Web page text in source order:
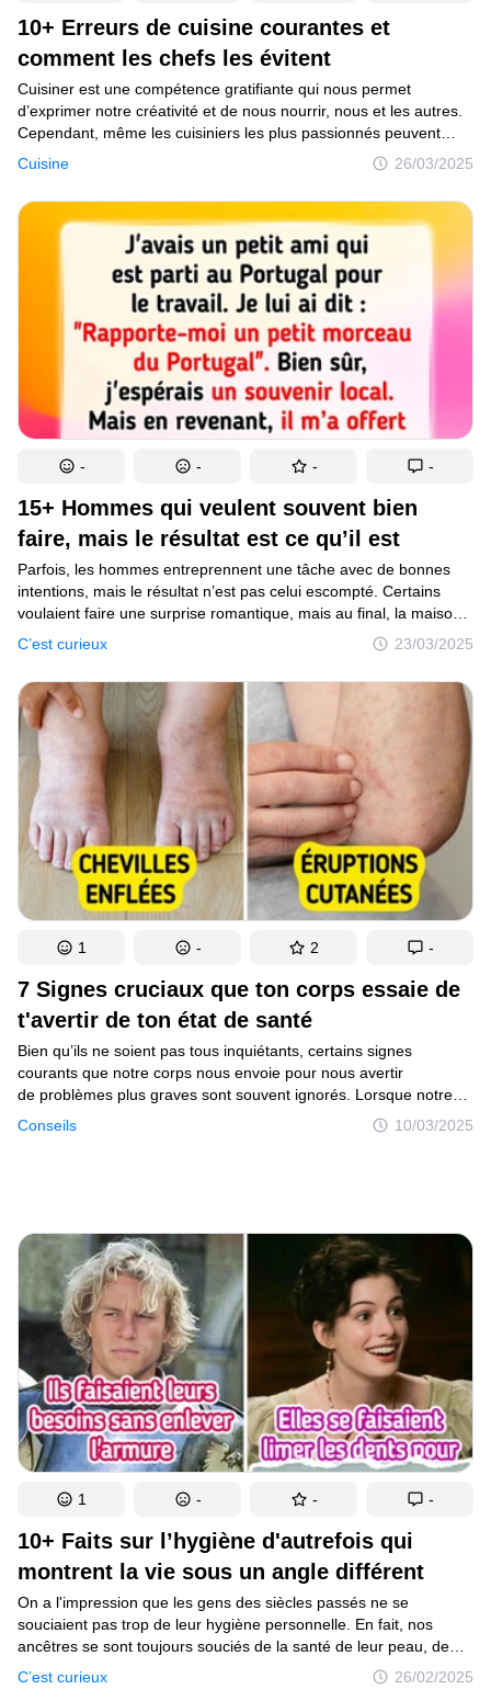
10+ Erreurs de cuisine courantes et
comment les chefs les évitent
Cuisine 26/03/2025
Cuisiner est une compétence gratifiante qui nous permet
d’exprimer notre créativité et de nous nourrir, nous et les autres.
Cependant, même les cuisiniers les plus passionnés peuvent
tomber dans des pièges courants qui entravent leur réussite
culinaire.Dans cet article, nous examinons 11 erreurs culinaires
fréquentes que beaucoup d’entre nous peuvent commettre sans
s’en rendre compte. Mais ne t’inquiète pas : de vrais chefs
cuisiniers ont partagé leurs secrets pour surmonter ces
problèmes. Découvre comment transformer tes mésaventures
culinaires en triomphes grâce à leurs conseils d’experts.
15+ Hommes qui veulent souvent bien
faire, mais le résultat est ce qu’il est
C’est curieux 23/03/2025
Parfois, les hommes entreprennent une tâche avec de bonnes
intentions, mais le résultat n’est pas celui escompté. Certains
voulaient faire une surprise romantique, mais au final, la maison
est en désordre. D’autres essayaient simplement d’accrocher une
étagère, mais tout s’est avéré être une réparation inattendue.
D’autres encore prennent tout au pied de la lettre et se retrouvent
de temps en temps dans des situations ridicules.
- - - -
7 Signes cruciaux que ton corps essaie de
t'avertir de ton état de santé
Conseils 10/03/2025
Bien qu’ils ne soient pas tous inquiétants, certains signes
courants que notre corps nous envoie pour nous avertir
de problèmes plus graves sont souvent ignorés. Lorsque notre
santé est en jeu, mieux vaut prévenir que guérir. C’est pourquoi
il est conseillé de prendre rendez-vous avec un médecin lorsque
1 - 2 -
10+ Faits sur l’hygiène d'autrefois qui
montrent la vie sous un angle différent
C’est curieux 26/02/2025
On a l'impression que les gens des siècles passés ne se
souciaient pas trop de leur hygiène personnelle. En fait, nos
ancêtres se sont toujours souciés de la santé de leur peau, de
leurs cheveux et de leurs dents. C'est seulement qu'aujourd'hui,
leurs méthodes peuvent sembler redoutables. Cependant, nous
1 - - -